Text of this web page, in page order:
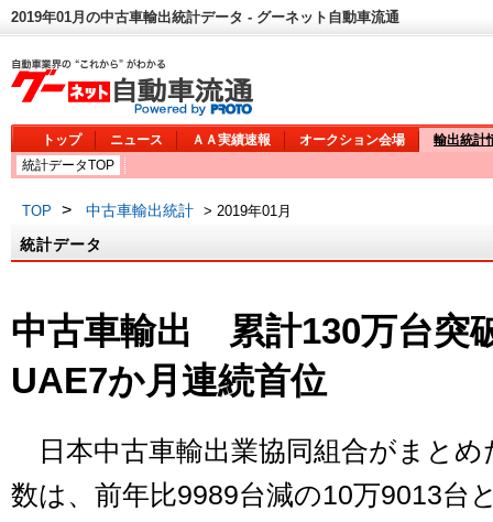
2019年01月の中古車輸出統計データ - グーネット自動車流通
トップ ニュース ＡＡ実績速報 オークション会場
輸出統計
統計データTOP
TOP > 中古車輸出統計 > 2019年01月
統計データ
中古車輸出 累計130万台突
UAE7か月連続首位
日本中古車輸出業協同組合がまとめ
数は、前年比9989台減の10万9013台